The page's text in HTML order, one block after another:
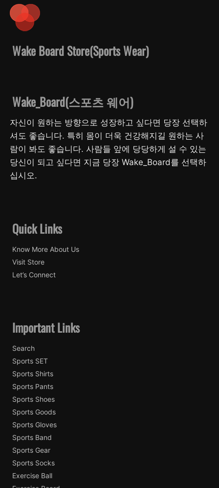
Wake Board Store(Sports Wear)
Wake_Board(스포츠 웨어)
자신이 원하는 방향으로 성장하고 싶다면 당장 선택하
셔도 좋습니다. 특히 몸이 더욱 건강해지길 원하는 사
람이 봐도 좋습니다. 사람들 앞에 당당하게 설 수 있는
당신이 되고 싶다면 지금 당장 Wake_Board를 선택하
십시오.
Quick Links
Know More About Us
Visit Store
Let’s Connect
Important Links
Search
Sports SET
Sports Shirts
Sports Pants
Sports Shoes
Sports Goods
Sports Gloves
Sports Band
Sports Gear
Sports Socks
Exercise Ball